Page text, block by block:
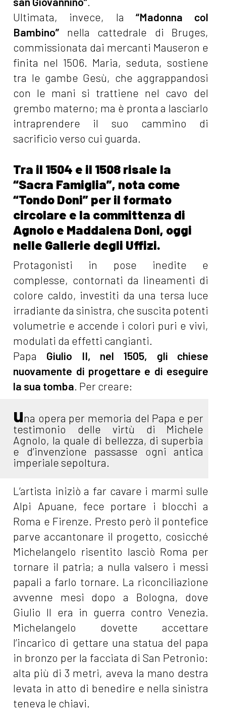
Ultimata, invece, la“Madonna col
Bambino” nella cattedrale di Bruges,
commissionata dai mercanti Mauseron e
finita nel 1506. Maria, seduta, sostiene
tra le gambe Gesù, che aggrappandosi
con le mani si trattiene nel cavo del
grembo materno; ma è pronta a lasciarlo
intraprendere il suo cammino di
sacrificio verso cui guarda.
Tra il 1504 e il 1508 risale la
“Sacra Famiglia”, nota come
“Tondo Doni” per il formato
circolare e la committenza di
Agnolo e Maddalena Doni, oggi
nelle Gallerie degli Uffizi.
Protagonisti in pose inedite e
complesse, contornati da lineamenti di
colore caldo, investiti da una tersa luce
irradiante da sinistra, che suscita potenti
volumetrie e accende i colori puri e vivi,
modulati da effetti cangianti.
Papa Giulio II, nel 1505, gli chiese
nuovamente di progettare e di eseguire
la sua tomba. Per creare:
una opera per memoria del Papa e per
testimonio delle virtù di Michele
Agnolo, la quale di bellezza, di superbia
e d’invenzione passasse ogni antica
imperiale sepoltura.
L’artista iniziò a far cavare i marmi sulle
Alpi Apuane, fece portare i blocchi a
Roma e Firenze. Presto però il pontefice
parve accantonare il progetto, cosicché
Michelangelo risentito lasciò Roma per
tornare il patria; a nulla valsero i messi
papali a farlo tornare. La riconciliazione
avvenne mesi dopo a Bologna, dove
Giulio II era in guerra contro Venezia.
Michelangelo dovette accettare
l’incarico di gettare una statua del papa
in bronzo per la facciata di San Petronio:
alta più di 3 metri, aveva la mano destra
levata in atto di benedire e nella sinistra
teneva le chiavi.